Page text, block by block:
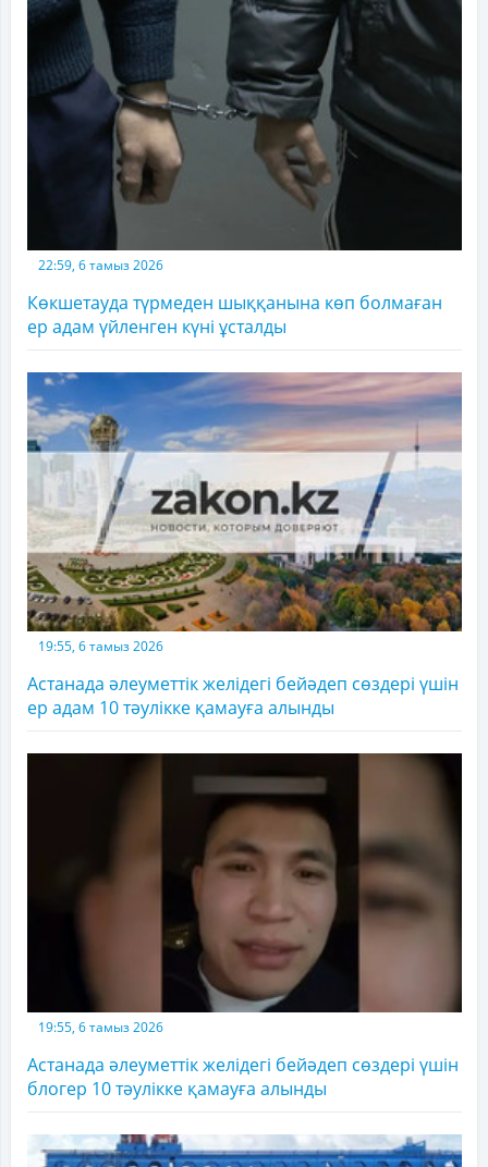
22:59, 6 тамыз 2026
Көкшетауда түрмеден шыққанына көп болмаған
ер адам үйленген күні ұсталды
19:55, 6 тамыз 2026
Астанада әлеуметтік желідегі бейәдеп сөздері үшін
ер адам 10 тәулікке қамауға алынды
19:55, 6 тамыз 2026
Астанада әлеуметтік желідегі бейәдеп сөздері үшін
блогер 10 тәулікке қамауға алынды